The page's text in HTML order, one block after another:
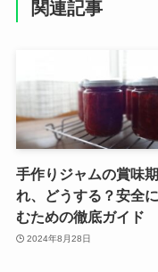
関連記事
手作りジャムの賞味
れ、どうする？安全
むための徹底ガイド
2024年8月28日